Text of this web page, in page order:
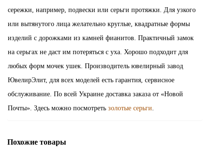
сережки, например, подвески или серьги протяжки. Для узкого
или вытянутого лица желательно круглые, квадратные формы
изделий с дорожками из камней фианитов. Практичный замок
на серьгах не даст им потеряться с уха. Хорошо подходит для
любых форм мочек ушек. Производитель ювелирный завод
ЮвелирЭлит, для всех моделей есть гарантия, сервисное
обслуживание. По всей Украине доставка заказа от «Новой
Почты». Здесь можно посмотреть золотые серьги
Похожие товары